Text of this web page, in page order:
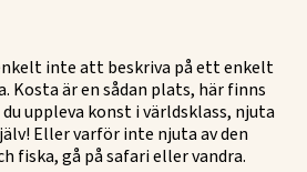
inte att beskriva på ett enkelt
Kosta är en sådan plats, här finns
uppleva konst i världsklass, njuta
Eller varför inte njuta av den
fiska, gå på safari eller vandra.